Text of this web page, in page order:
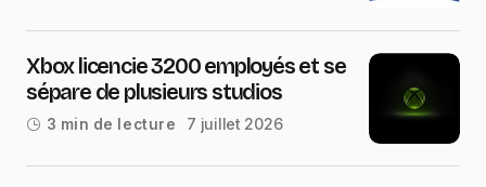
Xbox licencie 3200 employés et se
sépare de plusieurs studios
3 min de lecture 7 juillet 2026